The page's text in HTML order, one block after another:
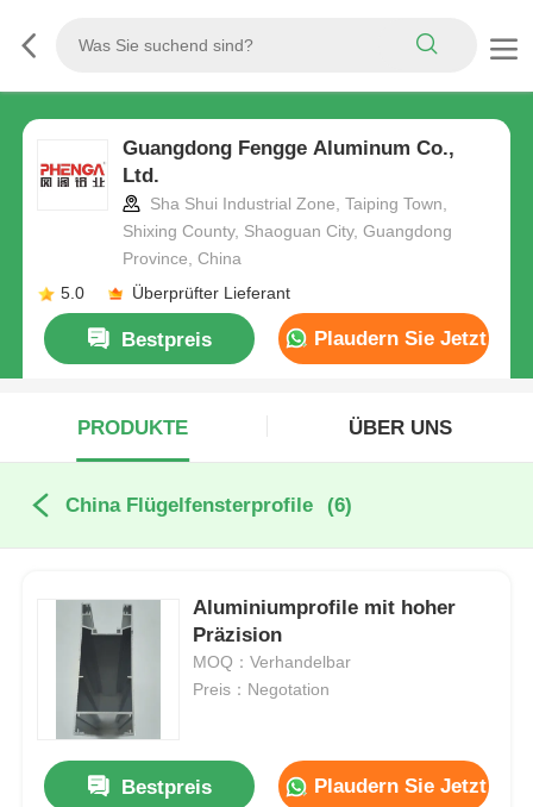
Guangdong Fengge Aluminum Co.,
Ltd.
Sha Shui Industrial Zone, Taiping Town,
Shixing County, Shaoguan City, Guangdong
Province, China
5.0
Überprüfter Lieferant
Bestpreis Plaudern Sie Jetzt
PRODUKTE ÜBER UNS
China Flügelfensterprofile (6)
Aluminiumprofile mit hoher
Präzision
MOQ：Verhandelbar
Preis：Negotation
Bestpreis Plaudern Sie Jetzt